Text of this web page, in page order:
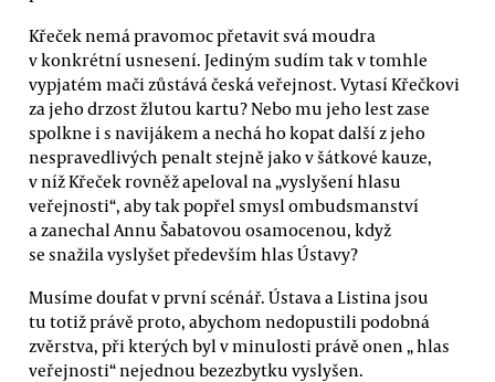
Křeček nemá pravomoc přetavit svá moudra
v konkrétní usnesení. Jediným sudím tak v tomhle
vypjatém mači zůstává česká veřejnost. Vytasí Křečkovi
za jeho drzost žlutou kartu? Nebo mu jeho lest zase
spolkne i s navijákem a nechá ho kopat další z jeho
nespravedlivých penalt stejně jako v šátkové kauze,
v níž Křeček rovněž apeloval na „vyslyšení hlasu
veřejnosti“, aby tak popřel smysl ombudsmanství
a zanechal Annu Šabatovou osamocenou, když
se snažila vyslyšet především hlas Ústavy?
Musíme doufat v první scénář. Ústava a Listina jsou
tu totiž právě proto, abychom nedopustili podobná
zvěrstva, při kterých byl v minulosti právě onen „ hlas
veřejnosti“ nejednou bezezbytku vyslyšen.